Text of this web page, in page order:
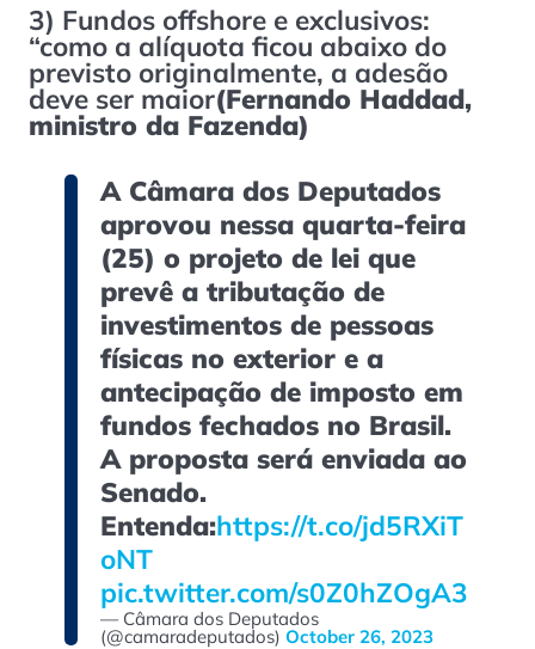
3) Fundos offshore e exclusivos:
“como a alíquota ficou abaixo do
previsto originalmente, a adesão
deve ser maior(Fernando Haddad,
ministro da Fazenda)
A Câmara dos Deputados
aprovou nessa quarta-feira
(25) o projeto de lei que
prevê a tributação de
investimentos de pessoas
físicas no exterior e a
antecipação de imposto em
fundos fechados no Brasil.
A proposta será enviada ao
Senado.
Entenda:https://t.co/jd5RXiT
oNT
pic.twitter.com/s0Z0hZOgA3
— Câmara dos Deputados
(@camaradeputados)October 26, 2023